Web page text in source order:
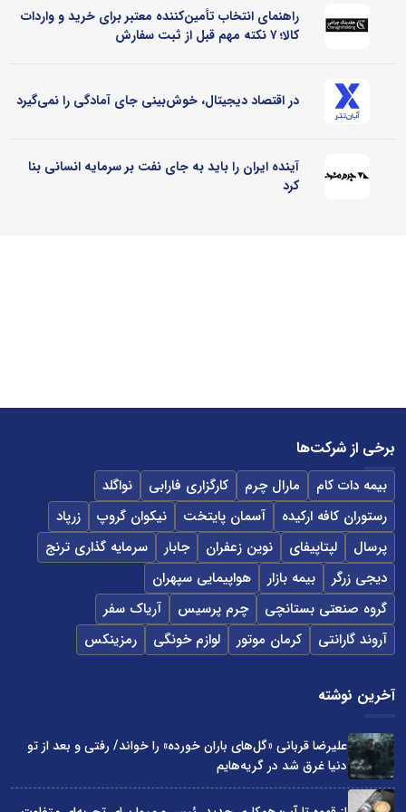
راهنمای انتخاب تأمین‌کننده معتبر برای خرید و واردات
کالا؛ ۷ نکته مهم قبل از ثبت سفارش
در اقتصاد دیجیتال، خوش‌بینی جای آمادگی را نمی‌گیرد
آینده ایران را باید به جای نفت بر سرمایه انسانی بنا
کرد
برخی از شرکت‌ها
بیمه دات کام مارال چرم کارگزاری فارابی
نواگلد
رستوران کافه ارکیده
آسمان پایتخت نیکوان گروپ
زرپاد
پرسال
لپتاپیفای نوین زعفران جابار
سرمایه گذاری ترنج
دیجی زرگر
بیمه بازار
هواپیمایی سپهران
گروه صنعتی بستانچی
چرم پرسیس
آریاک سفر
آروند گارانتی
کرمان موتور لوازم خونگی رمزینکس
آخرین نوشته
علیرضا قربانی «گل‌های باران خورده» را خواند/ رفتی و بعد از تو
دنیا غرق شد در گریه‌هایم